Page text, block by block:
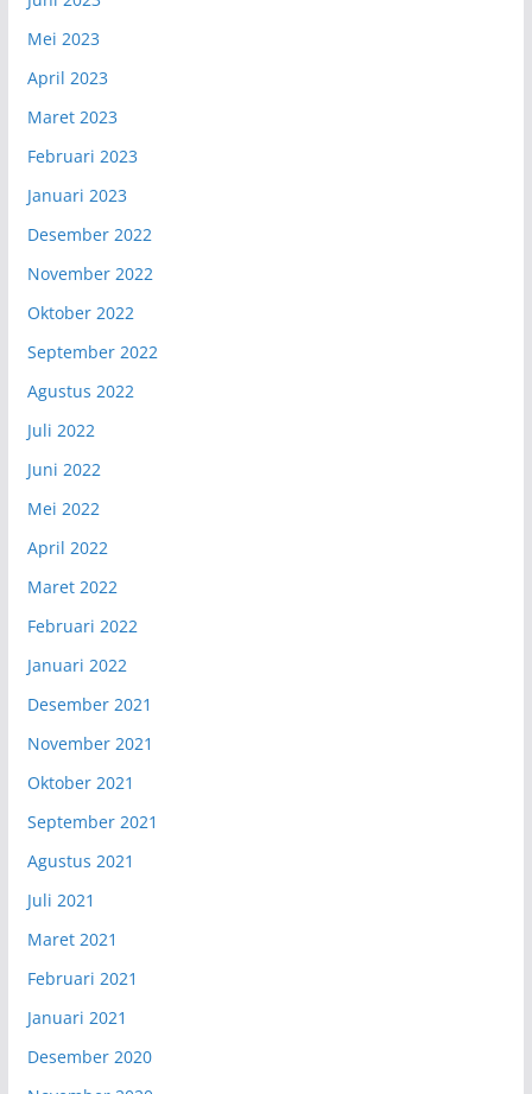
Mei 2023
April 2023
Maret 2023
Februari 2023
Januari 2023
Desember 2022
November 2022
Oktober 2022
September 2022
Agustus 2022
Juli 2022
Juni 2022
Mei 2022
April 2022
Maret 2022
Februari 2022
Januari 2022
Desember 2021
November 2021
Oktober 2021
September 2021
Agustus 2021
Juli 2021
Maret 2021
Februari 2021
Januari 2021
Desember 2020